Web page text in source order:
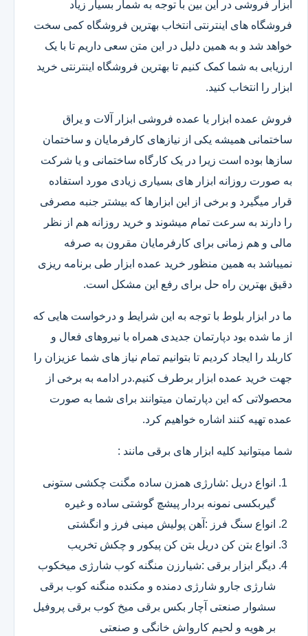
ابزار فروشی در این بین با توجه به شمار بسیار زیاد
فروشگاه های اینترنتی انتخاب بهترین فروشگاه کمی سخت
خواهد شد و به همین دلیل در این متن سعی داریم تا با یک
ارزیابی به شما کمک کنیم تا بهترین فروشگاه اینترنتی خرید
ابزار را انتخاب کنید.
فروش عمده ابزار یا عمده فروشی ابزار آلات و یراق
ساختمانی همیشه یکی از نیازهای کارفرمایان و ساختمان
سازها بوده است زیرا در یک کارگاه ساختمانی و یا شرکت
به صورت روزانه ابزار های بسیاری زیادی مورد استفاده
قرار میگیرد و برخی از این ابزارها که بیشتر جنبه مصرفی
را دارند به سرعت تمام میشوند و خرید روزانه هم از نظر
مالی و هم زمانی برای کارفرمایان مقرون به صرفه
نمیباشد به همین منظور خرید عمده ابزار طی برنامه ریزی
دقیق بهترین راه حل برای رفع این مشکل است.
ما در ابزار بلوط با توجه به این شرایط و درخواست هایی که
از ما شده بود دپارتمان جدیدی همراه با نیروهای فعال و
کاربلد را ایجاد کردیم تا بتوانیم تمام نیاز های شما عزیزان را
جهت خرید عمده ابزار برطرف کنیم.در ادامه به برخی از
محصولاتی که این دپارتمان میتوانند برای شما به صورت
عمده تهیه کنند اشاره خواهیم کرد.
شما میتوانید کلیه ابزار های برقی مانند :
انواع دریل :شارژی همزن ساده مگنت چکشی ستونی
گیربکسی نمونه بردار پیشچ گوشتی ساده و غیره
انواع سنگ فرز :آهن پولیش مینی فرز و انگشتی
انواع بتن کن دریل بتن کن پیکور و چکش تخریب
دیگر ابزار برقی :شیارزن منگنه کوب شارژی میخکوب
شارژی جارو شارژی دمنده و مکنده منگنه کوب برقی
سشوار صنعتی آچار بکس برقی میخ کوب برقی پروفیل
بر هویه و لحیم کارواش خانگی و صنعتی